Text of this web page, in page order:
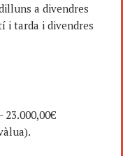
a divendres
i tarda i divendres
23.000,00€